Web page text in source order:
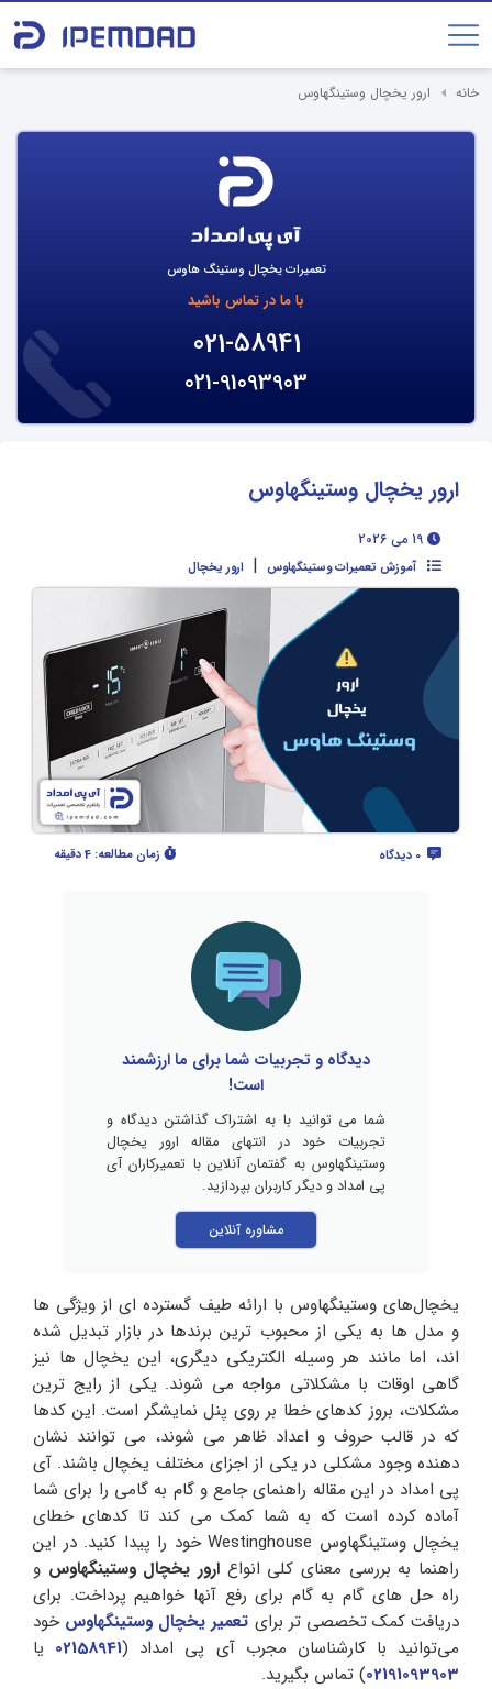
خانه ارور یخچال وستینگهاوس
تعمیرات یخچال وستینگ هاوس
با ما در تماس باشید
021-58941
021-91093903
ارور یخچال وستینگهاوس
آموزش تعمیرات وستینگهاوس | ارور یخچال
زمان مطالعه: 4 دقیقه
دیدگاه و تجربیات شما برای ما ارزشمند
است!
شما می توانید با به اشتراک گذاشتن دیدگاه و
تجربیات خود در انتهای مقاله ارور یخچال
وستینگهاوس به گفتمان آنلاین با تعمیرکاران آی
پی امداد و دیگر کاربران بپردازید.
مشاوره آنلاین
یخچال‌های وستینگهاوس با ارائه طیف گسترده‌ ای از ویژگی‌ ها
و مدل‌ ها به یکی از محبوب‌ ترین برندها در بازار تبدیل شده‌
اند، اما مانند هر وسیله الکتریکی دیگری، این یخچال‌ ها نیز
گاهی اوقات با مشکلاتی مواجه می‌ شوند. یکی از رایج‌ ترین
مشکلات، بروز کدهای خطا بر روی پنل نمایشگر است. این کدها
که در قالب حروف و اعداد ظاهر می‌ شوند، می‌ توانند نشان‌
دهنده وجود مشکلی در یکی از اجزای مختلف یخچال باشند. آی
پی امداد در این مقاله راهنمای جامع و گام به گامی را برای شما
آماده کرده‌ است که به شما کمک می‌ کند تا کدهای خطای
یخچال وستینگهاوس Westinghouse خود را پیدا کنید. در این
راهنما به بررسی معنای کلی انواع ارور یخچال وستینگهاوس و
راه‌ حل‌ های گام به گام برای رفع آنها خواهیم پرداخت. برای
دریافت کمک تخصصی تر برای تعمیر یخچال وستینگهاوس خود
می‌توانید با کارشناسان مجرب آی پی امداد (02158941 یا
02191093903) تماس بگیرید.